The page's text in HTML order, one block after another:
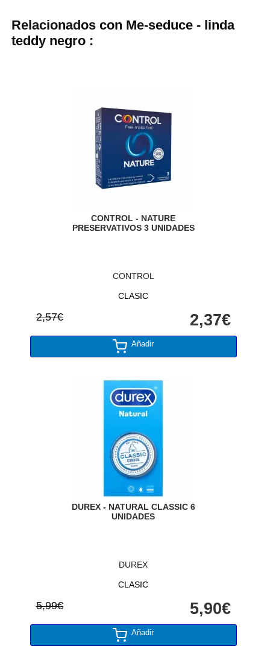
Relacionados con Me-seduce - linda
teddy negro :
CONTROL - NATURE
PRESERVATIVOS 3 UNIDADES
CONTROL
CLASIC
2,57€ 2,37€
Añadir
DUREX - NATURAL CLASSIC 6
UNIDADES
DUREX
CLASIC
5,99€ 5,90€
Añadir